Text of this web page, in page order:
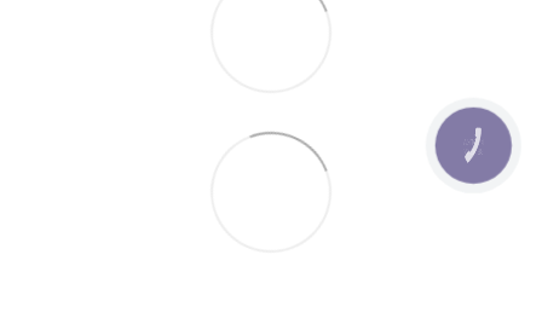
КНОПКА
ЗВ'ЯЗКУ